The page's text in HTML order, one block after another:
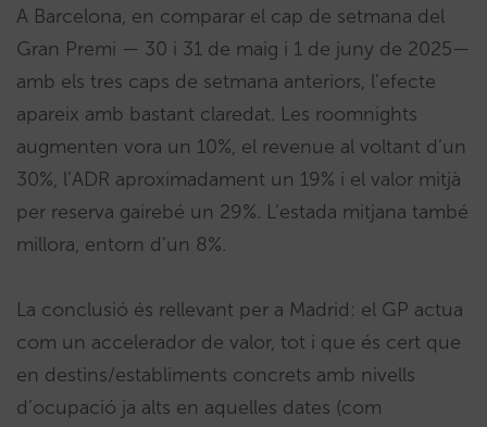
A Barcelona, en comparar el cap de setmana del
Gran Premi — 30 i 31 de maig i 1 de juny de 2025—
amb els tres caps de setmana anteriors, l’efecte
apareix amb bastant claredat. Les roomnights
augmenten vora un 10%, el revenue al voltant d’un
30%, l’ADR aproximadament un 19% i el valor mitjà
per reserva gairebé un 29%. L’estada mitjana també
millora, entorn d’un 8%.
La conclusió és rellevant per a Madrid: el GP actua
com un accelerador de valor, tot i que és cert que
en destins/establiments concrets amb nivells
d’ocupació ja alts en aquelles dates (com